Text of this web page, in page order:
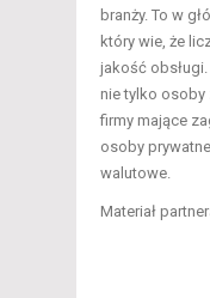
branży. To w
który wie, że
jakość
nie tylko osoby
firmy mające
osoby
walutowe.
Materiał